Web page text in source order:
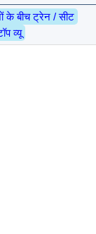
के बीच ट्रेन / सीट
व्यू